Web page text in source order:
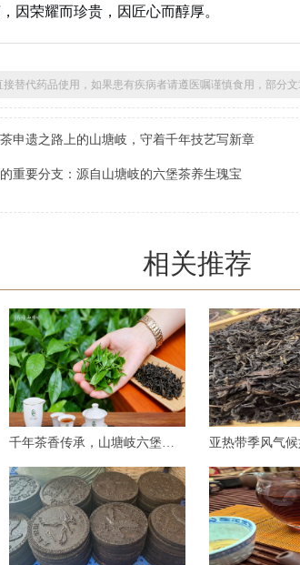
因荣耀而珍贵，因匠心而醇厚。
替代药品使用，如果患有疾病者请遵医嘱谨慎食用，部分文
申遗之路上的山塘岐，守着千年技艺写新章
重要分支：源自山塘岐的六堡茶养生瑰宝
相关推荐
千年茶香传承，山塘岐六堡茶：一盏红浓醇厚的岁月回响